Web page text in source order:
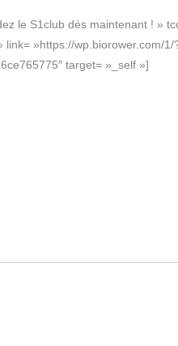
le S1club dès maintenant ! »
link= »https://wp.biorower.com/1/
target= »_self »]